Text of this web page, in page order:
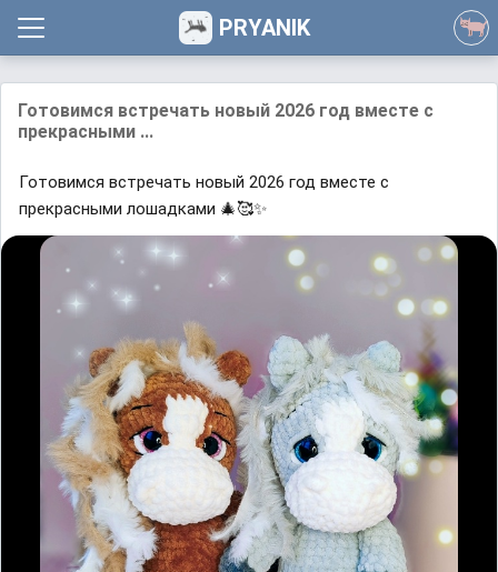
PRYANIK
Готовимся встречать новый 2026 год вместе с
прекрасными ...
Готовимся встречать новый 2026 год вместе с
прекрасными лошадками 🎄🥰✨